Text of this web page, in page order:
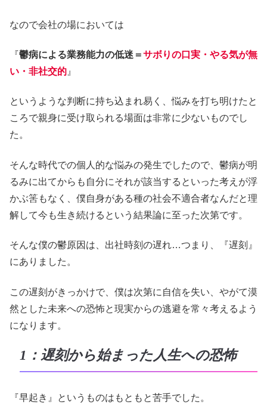
なので会社の場においては
『鬱病による業務能力の低迷＝サボりの口実・やる気が無
い・非社交的 』
というような判断に持ち込まれ易く、悩みを打ち明けたと
ころで親身に受け取られる場面は非常に少ないものでし
た。
そんな時代での個人的な悩みの発生でしたので、鬱病が明
るみに出てからも自分にそれが該当するといった考えが浮
かぶ筈もなく、僕自身がある種の社会不適合者なんだと理
解して今も生き続けるという結果論に至った次第です。
そんな僕の鬱原因は、出社時刻の遅れ…つまり、『遅刻』
にありました。
この遅刻がきっかけで、僕は次第に自信を失い、やがて漠
然とした未来への恐怖と現実からの逃避を常々考えるよう
になります。
1：遅刻から始まった人生への恐怖
『早起き』というものはもともと苦手でした。